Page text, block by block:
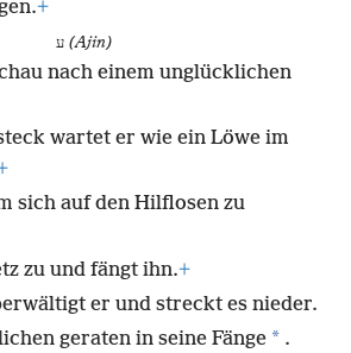
+
(Ajin)
nach einem unglücklichen
wartet er wie ein Löwe im
sich auf den Hilflosen zu
zu und fängt ihn.+
er und streckt es nieder.
geraten in seine Fänge * .